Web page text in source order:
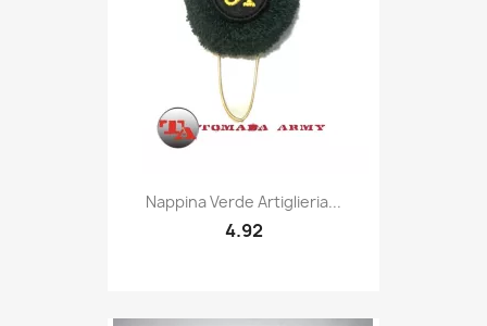
Quick view
Nappina Verde Artiglieria...
4.92